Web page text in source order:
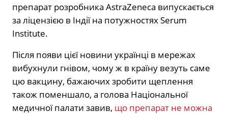
препарат розробника AstraZeneca випускається
за ліцензією в Індії на потужностях Serum
Institute.
Після появи цієї новини українці в мережах
вибухнули гнівом, чому ж в країну везуть саме
цю вакцину, бажаючих зробити щеплення
також поменшало, а голова Національної
медичної палати завив, що препарат не можна